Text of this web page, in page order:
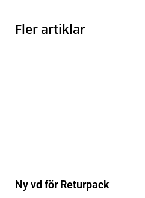
Fler artiklar
Ny vd för Returpack